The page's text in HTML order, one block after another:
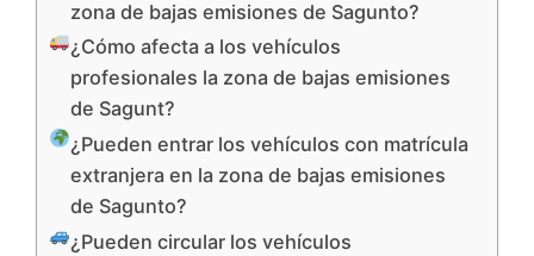
zona de bajas emisiones de Sagunto?
¿Cómo afecta a los vehículos
profesionales la zona de bajas emisiones
de Sagunt?
¿Pueden entrar los vehículos con matrícula
extranjera en la zona de bajas emisiones
de Sagunto?
¿Pueden circular los vehículos